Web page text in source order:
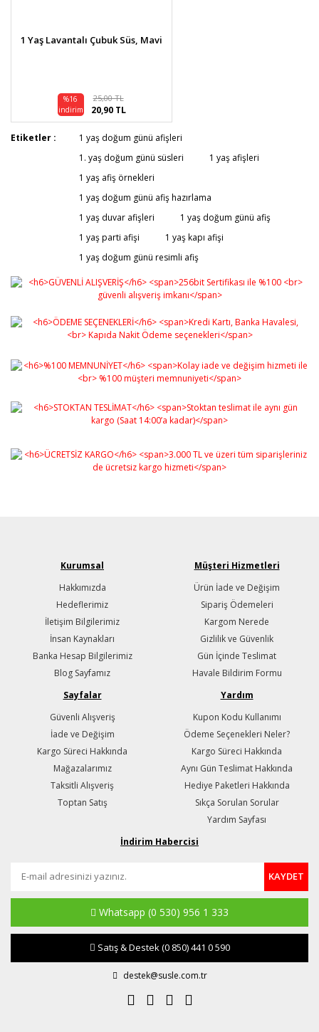
1 Yaş Lavantalı Çubuk Süs, Mavi
%16
indirim
25,00 TL
20,90 TL
Etiketler :
1 yaş doğum günü afişleri
1. yaş doğum günü süsleri
1 yaş afişleri
1 yaş afiş örnekleri
1 yaş doğum günü afiş hazırlama
1 yaş duvar afişleri
1 yaş doğum günü afiş
1 yaş parti afişi
1 yaş kapı afişi
1 yaş doğum günü resimli afiş
Kurumsal
Hakkımızda
Hedeflerimiz
İletişim Bilgilerimiz
İnsan Kaynakları
Banka Hesap Bilgilerimiz
Blog Sayfamız
Müşteri Hizmetleri
Ürün İade ve Değişim
Sipariş Ödemeleri
Kargom Nerede
Gizlilik ve Güvenlik
Gün İçinde Teslimat
Havale Bildirim Formu
Sayfalar
Güvenli Alışveriş
İade ve Değişim
Kargo Süreci Hakkında
Mağazalarımız
Taksitli Alışveriş
Toptan Satış
Yardım
Kupon Kodu Kullanımı
Ödeme Seçenekleri Neler?
Kargo Süreci Hakkında
Aynı Gün Teslimat Hakkında
Hediye Paketleri Hakkında
Sıkça Sorulan Sorular
Yardım Sayfası
İndirim Habercisi
KAYDET
Whatsapp (0 530) 956 1 333
Satış & Destek(0 850) 441 0 590
destek@susle.com.tr